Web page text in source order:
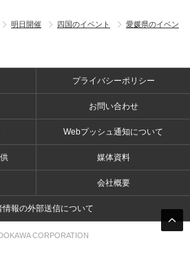
明日開催 四国のイベント
愛媛県のイベン
プライバシーポリシー
お問い合わせ
Webプッシュ通知について
媒体資料
会社概要
情報の外部送信について
CORPORATION